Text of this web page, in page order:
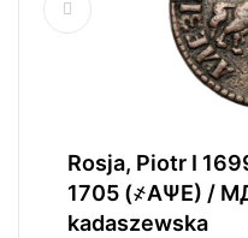
Rosja, Piotr I
1705 (҂АѰЕ) /
kadaszewska